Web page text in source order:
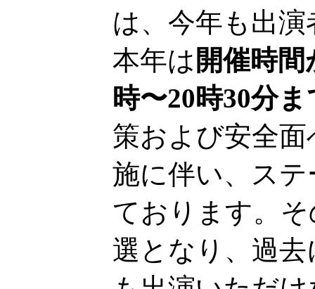
は、今年も出
本年は 開催時
時〜20時30分
策および安全
施に伴い、ス
ております。
選となり、過